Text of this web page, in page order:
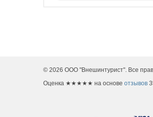
© 2026 ООО "Внешинтурист". Все
Оценка ★★★★★ на основе отзывов